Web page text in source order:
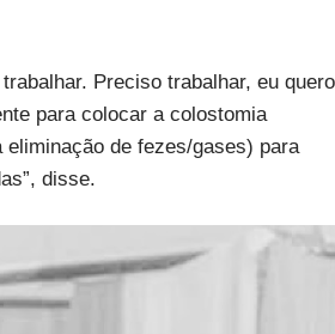
Preciso trabalhar, eu quero
para colocar a colostomia
de fezes/gases) para
disse.